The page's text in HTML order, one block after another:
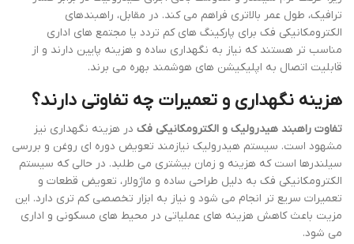
ترافیک، طول عمر بالاتری فراهم می کند. در مقابل، راهبندهای
الکترومکانیکی فک برای پارکینگ های کم تردد یا مجتمع های اداری
مناسب تر هستند که نیاز به نگهداری ساده و هزینه پایین دارند و از
قابلیت اتصال به اپلیکیشن های هوشمند بهره می برند.
هزینه نگهداری و تعمیرات چه تفاوتی دارند؟
تفاوت راهبند هیدرولیک و الکترومکانیکی فک در هزینه نگهداری نیز
مشهود است. سیستم هیدرولیک نیازمند تعویض دوره ای روغن و بررسی
سیلندرها است که هزینه و زمان بیشتری می طلبد. در حالی که سیستم
الکترومکانیکی فک به دلیل طراحی ساده و ماژولار، تعویض قطعات و
تعمیرات سریع تر انجام می شود و نیاز به ابزار تخصصی کم تری دارد. این
مزیت باعث کاهش هزینه های عملیاتی در محیط های مسکونی و اداری
می شود.